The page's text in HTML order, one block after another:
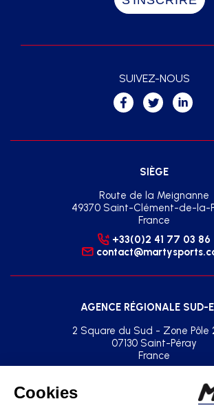
SIÈGE
Route de la Meignanne
49370 Saint-Clément-de-la-
France
+33(0)2 41 77 03 86
AGENCE RÉGIONALE SUD-
2 Square du Sud - Zone Pôle
07130 Saint-Péray
France
SUIVEZ-NOUS